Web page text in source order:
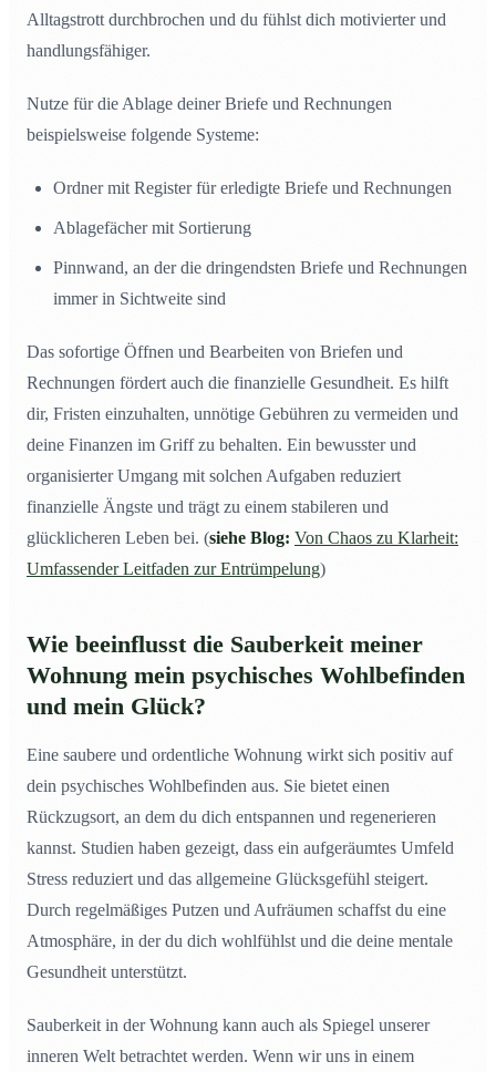
Alltagstrott durchbrochen und du fühlst dich motivierter und
handlungsfähiger.
Nutze für die Ablage deiner Briefe und Rechnungen
beispielsweise folgende Systeme:
Ordner mit Register für erledigte Briefe und Rechnungen
Ablagefächer mit Sortierung
Pinnwand, an der die dringendsten Briefe und Rechnungen
immer in Sichtweite sind
Das sofortige Öffnen und Bearbeiten von Briefen und
Rechnungen fördert auch die finanzielle Gesundheit. Es hilft
dir, Fristen einzuhalten, unnötige Gebühren zu vermeiden und
deine Finanzen im Griff zu behalten. Ein bewusster und
organisierter Umgang mit solchen Aufgaben reduziert
finanzielle Ängste und trägt zu einem stabileren und
glücklicheren Leben bei. (siehe Blog: Von Chaos zu Klarheit:
Umfassender Leitfaden zur Entrümpelung)
Wie beeinflusst die Sauberkeit meiner
Wohnung mein psychisches Wohlbefinden
und mein Glück?
Eine saubere und ordentliche Wohnung wirkt sich positiv auf
dein psychisches Wohlbefinden aus. Sie bietet einen
Rückzugsort, an dem du dich entspannen und regenerieren
kannst. Studien haben gezeigt, dass ein aufgeräumtes Umfeld
Stress reduziert und das allgemeine Glücksgefühl steigert.
Durch regelmäßiges Putzen und Aufräumen schaffst du eine
Atmosphäre, in der du dich wohlfühlst und die deine mentale
Gesundheit unterstützt.
Sauberkeit in der Wohnung kann auch als Spiegel unserer
inneren Welt betrachtet werden. Wenn wir uns in einem